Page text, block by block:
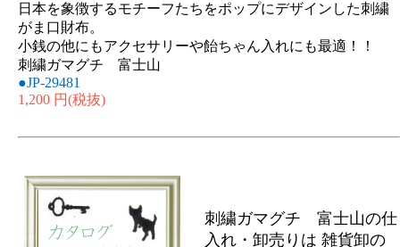
日本を象徴するモチーフたちをポップにデザインした刺繍
がま口財布。
小銭の他にもアクセサリーや飴ちゃん入れにも最適！！
刺繍ガマグチ 富士山
●JP-29481
1,200 円(税抜)
刺繍ガマグチ 富士山の仕
入れ・卸売りは 雑貨卸の